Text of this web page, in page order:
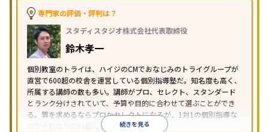
特徴
中高一貫校生に対応
応
学習にPC・タブレットを利用
科目から受講可能季節講習のみの受講可
の子どもに対応
※2023年3月調査。
専門家の評価・評判は？
スタディスタジオ株式会社代表取締役
鈴木孝一
個別教室のトライは、ハイジのCMでおなじみのトライグループが
直営で600超の校舎を運営している個別指導塾だ。知名度も高く、
所属する講師の数も多い。講師がプロ、セレクト、スタンダード
とランク分けされていて、予算や目的に合わせて選ぶことができ
る。質を求めるならプロかセレクトになるが、1対1の個別指導な
のでそれなりの料金になる。続きを見る